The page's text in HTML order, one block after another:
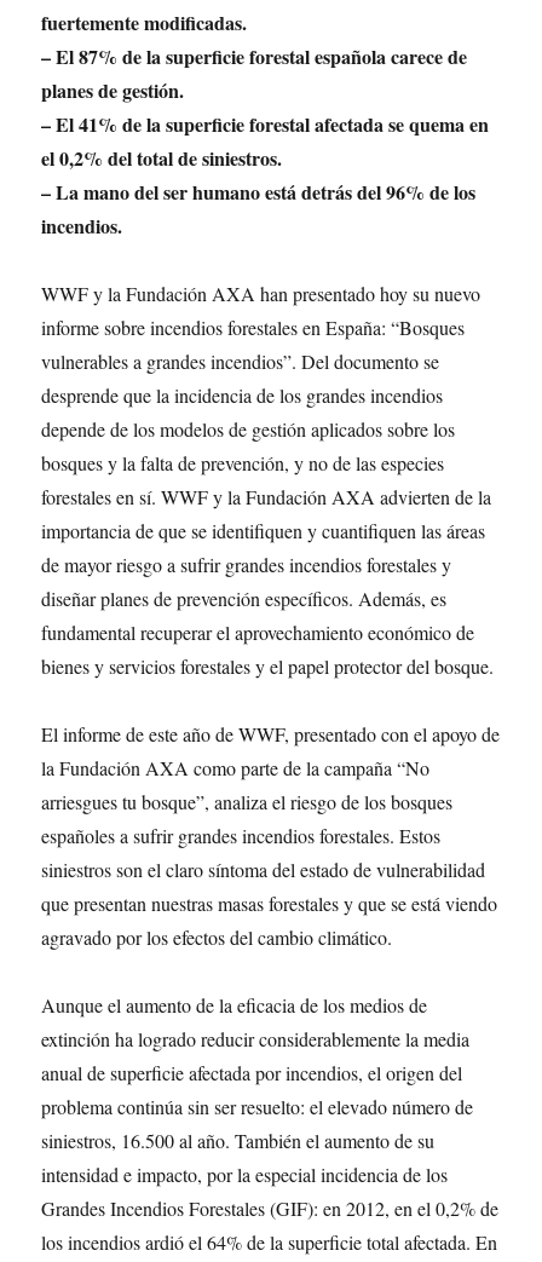
fuertemente modificadas.
– El 87% de la superficie forestal española carece de
planes de gestión.
– El 41% de la superficie forestal afectada se quema en
el 0,2% del total de siniestros.
– La mano del ser humano está detrás del 96% de los
incendios.
WWF y la Fundación AXA han presentado hoy su nuevo
informe sobre incendios forestales en España: “Bosques
vulnerables a grandes incendios”. Del documento se
desprende que la incidencia de los grandes incendios
depende de los modelos de gestión aplicados sobre los
bosques y la falta de prevención, y no de las especies
forestales en sí. WWF y la Fundación AXA advierten de la
importancia de que se identifiquen y cuantifiquen las áreas
de mayor riesgo a sufrir grandes incendios forestales y
diseñar planes de prevención específicos. Además, es
fundamental recuperar el aprovechamiento económico de
bienes y servicios forestales y el papel protector del bosque.
El informe de este año de WWF, presentado con el apoyo de
la Fundación AXA como parte de la campaña “No
arriesgues tu bosque”, analiza el riesgo de los bosques
españoles a sufrir grandes incendios forestales. Estos
siniestros son el claro síntoma del estado de vulnerabilidad
que presentan nuestras masas forestales y que se está viendo
agravado por los efectos del cambio climático.
Aunque el aumento de la eficacia de los medios de
extinción ha logrado reducir considerablemente la media
anual de superficie afectada por incendios, el origen del
problema continúa sin ser resuelto: el elevado número de
siniestros, 16.500 al año. También el aumento de su
intensidad e impacto, por la especial incidencia de los
Grandes Incendios Forestales (GIF): en 2012, en el 0,2% de
los incendios ardió el 64% de la superficie total afectada. En